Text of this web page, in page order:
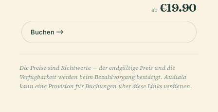
ab €19.90
Buchen
Die Preise sind Richtwerte — der endgültige Preis und die
Verfügbarkeit werden beim Bezahlvorgang bestätigt. Audiala
kann eine Provision für Buchungen über diese Links verdienen.